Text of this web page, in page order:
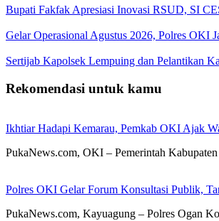
Bupati Fakfak Apresiasi Inovasi RSUD, SI
Gelar Operasional Agustus 2026, Polres OKI
Sertijab Kapolsek Lempuing dan Pelantikan
Rekomendasi untuk kamu
Ikhtiar Hadapi Kemarau, Pemkab OKI Ajak
PukaNews.com, OKI – Pemerintah
Polres OKI Gelar Forum Konsultasi Publik,
PukaNews.com, Kayuagung – Polres Ogan